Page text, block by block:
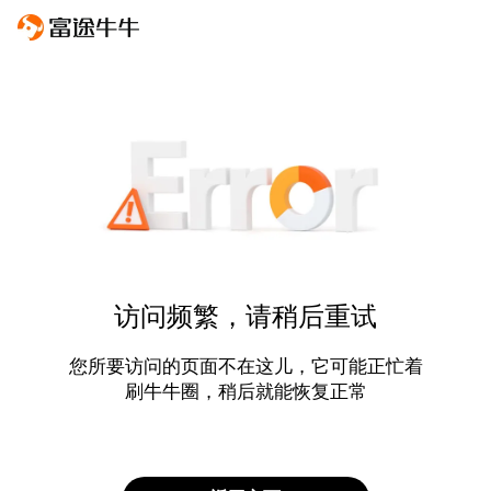
访问频繁，请稍后重试
您所要访问的页面不在这儿，它可能正忙着
刷牛牛圈，稍后就能恢复正常